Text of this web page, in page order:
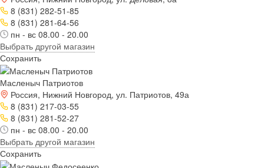
8 (831) 282-51-85
8 (831) 281-64-56
пн - вс 08.00 - 20.00
Выбрать другой магазин
Сохранить
Масленыч Патриотов
Россия, Нижний Новгород, ул. Патриотов, 49а
8 (831) 217-03-55
8 (831) 281-52-27
пн - вс 08.00 - 20.00
Выбрать другой магазин
Сохранить